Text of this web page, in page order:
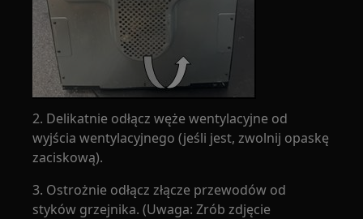
2. Delikatnie odłącz węże wentylacyjne od
wyjścia wentylacyjnego (jeśli jest, zwolnij opaskę
zaciskową).
3. Ostrożnie odłącz złącze przewodów od
styków grzejnika. (Uwaga: Zrób zdjęcie